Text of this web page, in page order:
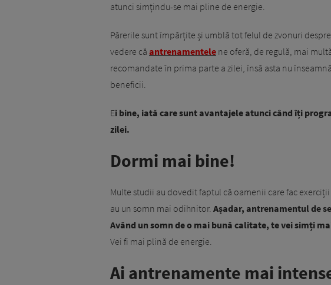
atunci simțindu-se mai pline de energie.
Părerile sunt împărțite și umblă tot felul de zvonuri
vedere că antrenamentele ne oferă, de regulă, mai
recomandate în prima parte a zilei, însă asta nu
beneficii.
Ei bine, iată care sunt avantajele atunci când îți
zilei.
Dormi mai bine!
Multe studii au dovedit faptul că oamenii care fac
au un somn mai odihnitor. Așadar, antrenamentul de
Având un somn de o mai bună calitate, te vei simți
Vei fi mai plină de energie.
Ai antrenamente mai